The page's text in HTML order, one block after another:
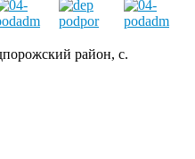
район, с.